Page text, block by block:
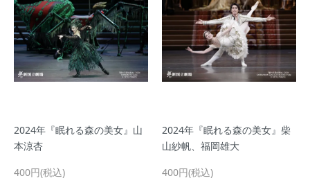
2024年『眠れる森の美女』山
本涼杏
400円(税込)
2024年『眠れる森の美女』柴
山紗帆、福岡雄大
400円(税込)